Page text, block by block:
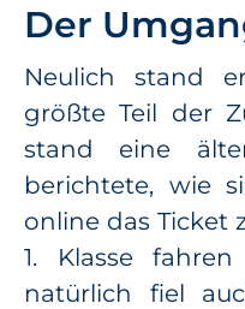
Der
Neulich stand
größte Teil der
stand eine
berichtete, wie
online das Ticket
1. Klasse
natürlich fiel